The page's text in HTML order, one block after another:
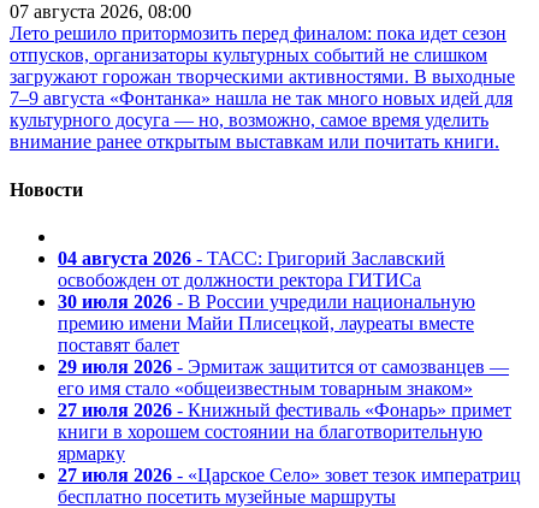
07 августа 2026, 08:00
Лето решило притормозить перед финалом: пока идет сезон
отпусков, организаторы культурных событий не слишком
загружают горожан творческими активностями. В выходные
7–9 августа «Фонтанка» нашла не так много новых идей для
культурного досуга — но, возможно, самое время уделить
внимание ранее открытым выставкам или почитать книги.
Новости
04 августа 2026 - ТАСС: Григорий Заславский
освобожден от должности ректора ГИТИСа
30 июля 2026 - В России учредили национальную
премию имени Майи Плисецкой, лауреаты вместе
поставят балет
29 июля 2026 - Эрмитаж защитится от самозванцев —
его имя стало «общеизвестным товарным знаком»
27 июля 2026 - Книжный фестиваль «Фонарь» примет
книги в хорошем состоянии на благотворительную
ярмарку
27 июля 2026 - «Царское Село» зовет тезок императриц
бесплатно посетить музейные маршруты